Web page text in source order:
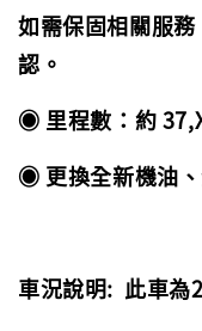
如需保固相關服
認。
◉ 里程數：約
◉ 更換全新機油
車況說明: 此車為